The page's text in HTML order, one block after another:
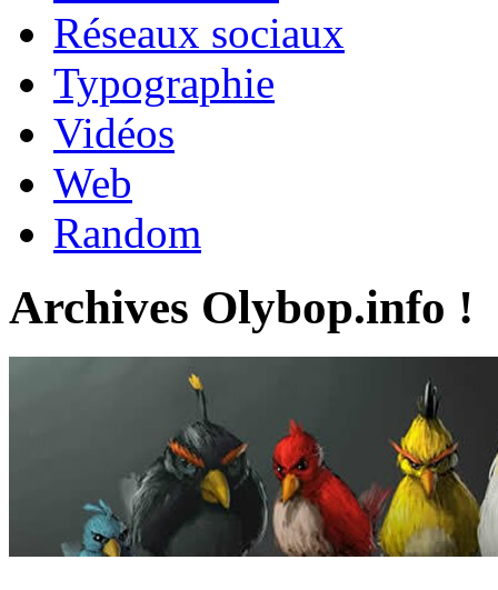
Réseaux sociaux
Typographie
Vidéos
Web
Random
Archives Olybop.info !